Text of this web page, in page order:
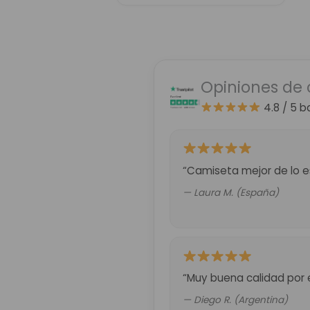
Opiniones de
4.8 / 5
“Camiseta mejor de lo
— Laura M. (España)
“Muy buena calidad
— Diego R. (Argentina)